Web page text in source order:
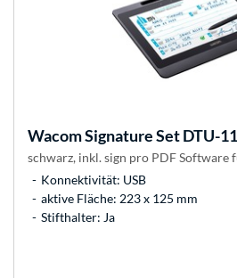
WacomSignature Set DTU-
schwarz, inkl. sign pro PDF Software
Konnektivität: USB
aktive Fläche: 223 x 125 mm
Stifthalter: Ja